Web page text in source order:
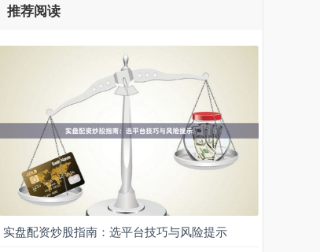
推荐阅读
实盘配资炒股指南：选平台技巧与风险提示